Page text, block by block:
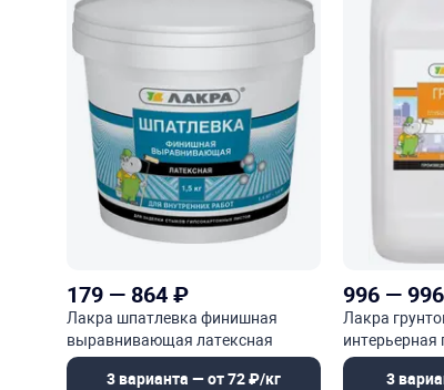
179 — 864₽
Лакра шпатлевка финишная
выравнивающая латексная
3 варианта — от 72 ₽/кг
996 —996
Лакра
интерьерная
3